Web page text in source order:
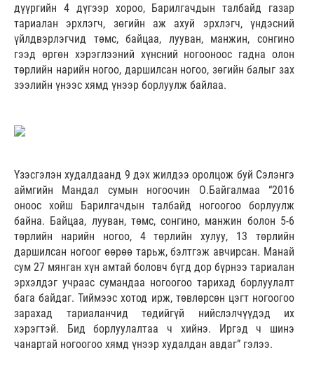
дүүргийн 4 дүгээр хороо, Барилгачдын талбайд газар
тариалан эрхлэгч, зөгийн аж ахуй эрхлэгч, үндэсний
үйлдвэрлэгчид төмс, байцаа, лууван, манжин, сонгино
гээд өргөн хэрэглээний хүнсний ногооноос гадна олон
төрлийн нарийн ногоо, даршилсан ногоо, зөгийн балыг зах
зээлийн үнээс хямд үнээр борлуулж байлаа.
Үзэсгэлэн худалдаанд 9 дэх жилдээ оролцож буй Сэлэнгэ
аймгийн Мандал сумын ногоочин О.Байгалмаа “2016
оноос хойш Барилгачдын талбайд ногоогоо борлуулж
байна. Байцаа, лууван, төмс, сонгино, манжин болон 5-6
төрлийн нарийн ногоо, 4 төрлийн хулуу, 13 төрлийн
даршилсан ногоог өөрөө тарьж, бэлтгэж авчирсан. Манай
сум 27 мянган хүн амтай боловч бүгд дор бүрнээ тариалан
эрхэлдэг учраас сумандаа ногоогоо тарихад борлуулалт
бага байдаг. Тиймээс хотод ирж, төвлөрсөн цэгт ногоогоо
зарахад тариаланчид төдийгүй нийслэлчүүдэд их
хэрэгтэй. Бид борлуулалтаа ч хийнэ. Иргэд ч шинэ
чанартай ногоогоо хямд үнээр худалдан авдаг” гэлээ.